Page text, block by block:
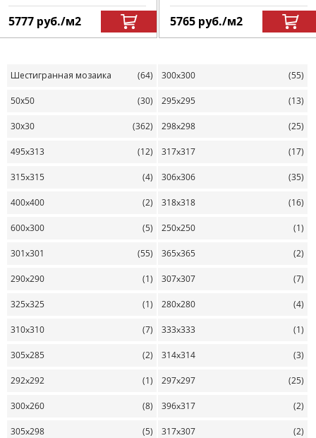
5777 руб./м2 5765 руб./м2
Шестигранная мозаика (64) 300x300 (55)
50х50 (30) 295x295 (13)
30х30 (362) 298x298 (25)
495x313 (12) 317x317 (17)
315x315 (4) 306x306 (35)
400x400 (2) 318x318 (16)
600x300 (5) 250x250 (1)
301x301 (55) 365x365 (2)
290x290 (1) 307x307 (7)
325x325 (1) 280x280 (4)
310x310 (7) 333x333 (1)
305x285 (2) 314x314 (3)
292x292 (1) 297x297 (25)
300x260 (8) 396x317 (2)
305x298 (5) 317x307 (2)